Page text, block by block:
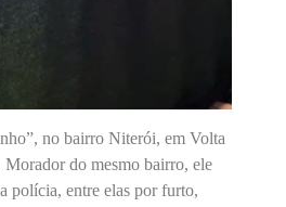
no bairro Niterói, em Volta
do mesmo bairro, ele
polícia, entre elas por furto,